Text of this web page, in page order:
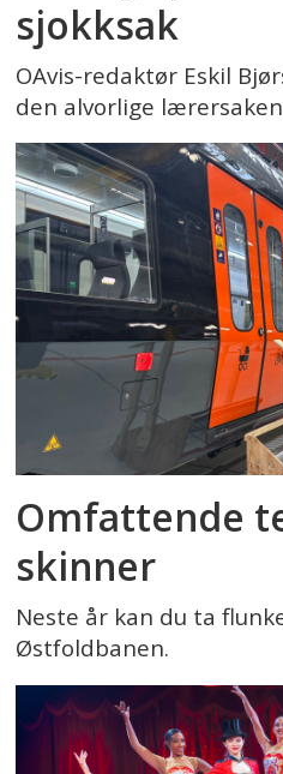
sjokksak
OAvis-redaktør Eskil
den alvorlige
Omfattende
skinner
Neste år kan du ta
Østfoldbanen.